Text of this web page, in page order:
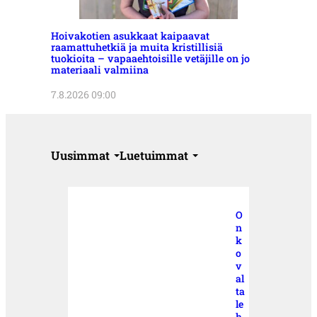
Hoivakotien asukkaat kaipaavat
raamattuhetkiä ja muita kristillisiä
tuokioita – vapaaehtoisille vetäjille on jo
materiaali valmiina
7.8.2026 09:00
Uusimmat Luetuimmat
O
n
k
o
v
al
ta
le